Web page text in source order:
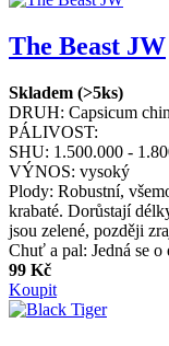
The Beast JW
Skladem (>5ks)
DRUH: Capsicum
PÁLIVOST:
SHU: 1.500.000 -
VÝNOS: vysoký
Plody: Robustní,
krabaté. Dorůstají
jsou zelené, později
Chuť a pal: Jedná se
99 Kč
Koupit